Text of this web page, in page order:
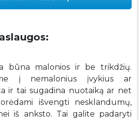
būna malonios ir be trikdžių.
į nemalonius įvykius ar
ir tai sugadina nuotaiką ar net
išvengti nesklandumų,
iš anksto. Tai galite padaryti